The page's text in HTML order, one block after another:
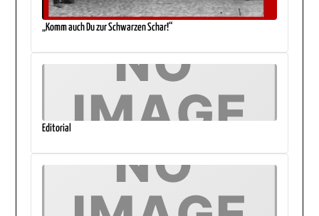
„Komm auch Du zur Schwarzen Schar!“
Editorial